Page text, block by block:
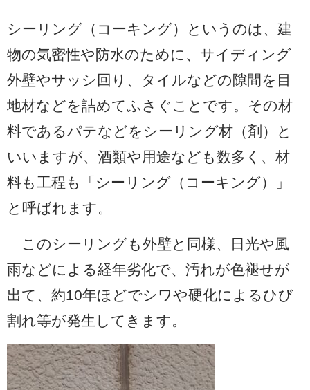
シーリング（コーキング）というのは、建
物の気密性や防水のために、サイディング
外壁やサッシ回り、タイルなどの隙間を目
地材などを詰めてふさぐことです。その材
料であるパテなどをシーリング材（剤）と
いいますが、酒類や用途なども数多く、材
料も工程も「シーリング（コーキング）」
と呼ばれます。
このシーリングも外壁と同様、日光や風
雨などによる経年劣化で、汚れが色褪せが
出て、約10年ほどでシワや硬化によるひび
割れ等が発生してきます。